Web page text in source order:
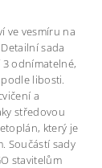
ve vesmíru na
sada
3 odnímatelné,
libosti.
a
středovou
který je
Součástí sady
stavitelům